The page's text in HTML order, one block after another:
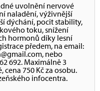
uvolnění nervové
naladění, výživnější
dýchání, pocit stability,
toku, snížení
hormonů díky lesní
předem, na email:
nebo
692. Maximálně 3
cena 750 Kč za osobu.
infocentra.